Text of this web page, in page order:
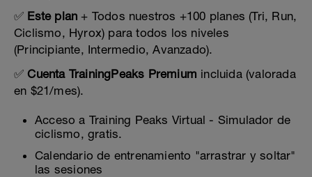
✅ Este plan + Todos nuestros +100 planes (Tri, Run,
Ciclismo, Hyrox) para todos los niveles
(Principiante, Intermedio, Avanzado).
✅Cuenta TrainingPeaks Premium incluida (valorada
en $21/mes).
Acceso a Training Peaks Virtual - Simulador de
ciclismo, gratis.
Calendario de entrenamiento "arrastrar y soltar"
las sesiones